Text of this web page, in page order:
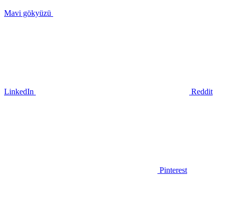
Mavi gökyüzü
LinkedIn Reddit
Pinterest